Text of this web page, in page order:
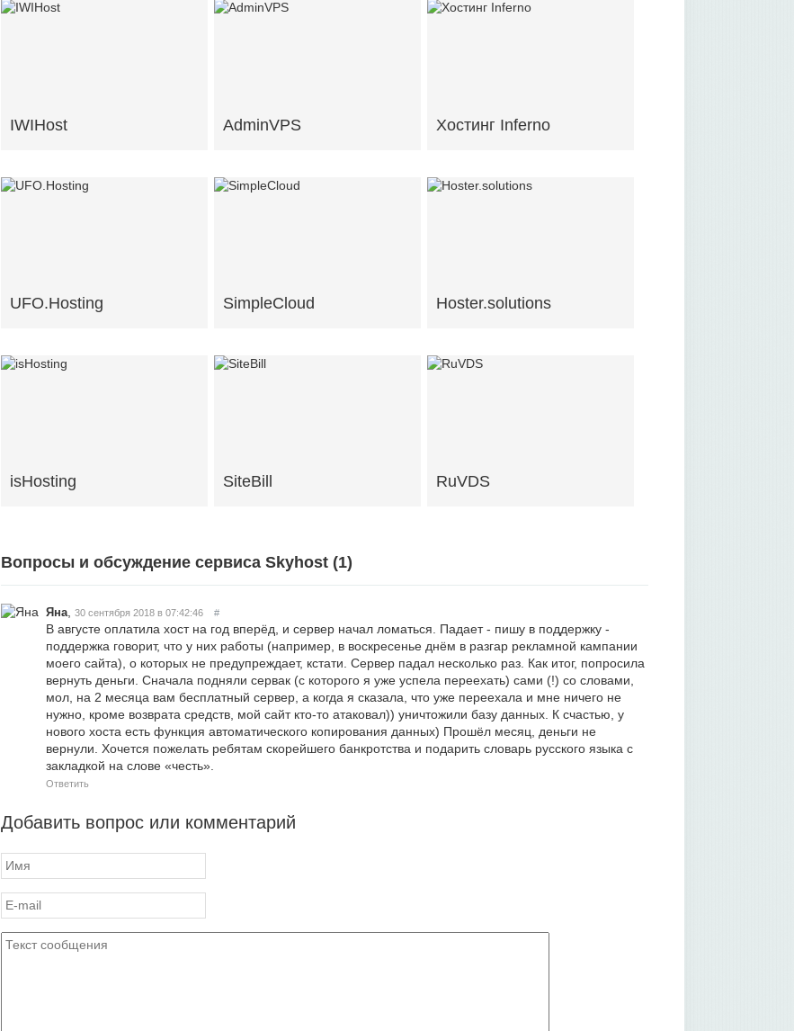
IWIHost AdminVPS Хостинг Inferno
UFO.Hosting SimpleCloud Hoster.solutions
isHosting SiteBill RuVDS
Вопросы и обсуждение сервиса Skyhost (1)
Яна 30 сентября 2018 в 07:42:46 #
В августе оплатила хост на год вперёд, и сервер начал ломаться. Падает - пишу в поддержку -
поддержка говорит, что у них работы (например, в воскресенье днём в разгар рекламной кампании
моего сайта), о которых не предупреждает, кстати. Сервер падал несколько раз. Как итог, попросила
вернуть деньги. Сначала подняли сервак (с которого я уже успела переехать) сами (!) со словами,
мол, на 2 месяца вам бесплатный сервер, а когда я сказала, что уже переехала и мне ничего не
нужно, кроме возврата средств, мой сайт кто-то атаковал)) уничтожили базу данных. К счастью, у
нового хоста есть функция автоматического копирования данных) Прошёл месяц, деньги не
вернули. Хочется пожелать ребятам скорейшего банкротства и подарить словарь русского языка с
закладкой на слове «честь».
Ответить
Добавить вопрос или комментарий